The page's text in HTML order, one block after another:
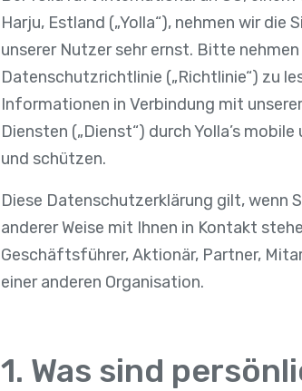
Harju, Estland („Yolla“), nehmen wir
unserer Nutzer sehr ernst. Bitte
Datenschutzrichtlinie („Richtlinie“) zu
Informationen in Verbindung mit
Diensten („Dienst“) durch Yolla’s
und schützen.
Diese Datenschutzerklärung gilt, wenn
anderer Weise mit Ihnen in Kontakt
Geschäftsführer, Aktionär, Partner,
einer anderen Organisation.
1. Was sind